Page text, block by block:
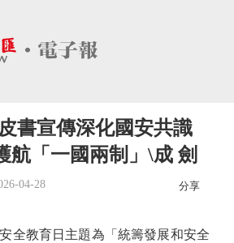
書宣傳深化國安共識
航「一國兩制」\成 劍
04-28 分享
教育日主題為「統籌發展和安全